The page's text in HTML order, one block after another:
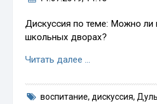
Дискуссия по теме: Можно ли
школьных дворах?
Читать далее …
воспитание, дискуссия,